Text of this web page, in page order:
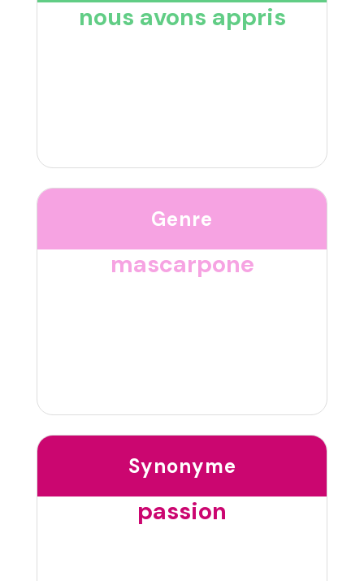
nous avons appris
Genre
mascarpone
Synonyme
passion